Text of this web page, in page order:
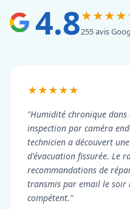
4.8255 avis
★★★★★
"Humidité chronique dans
inspection par caméra
technicien a découvert
d'évacuation fissurée. Le
recommandations de
transmis par email le soir
compétent."